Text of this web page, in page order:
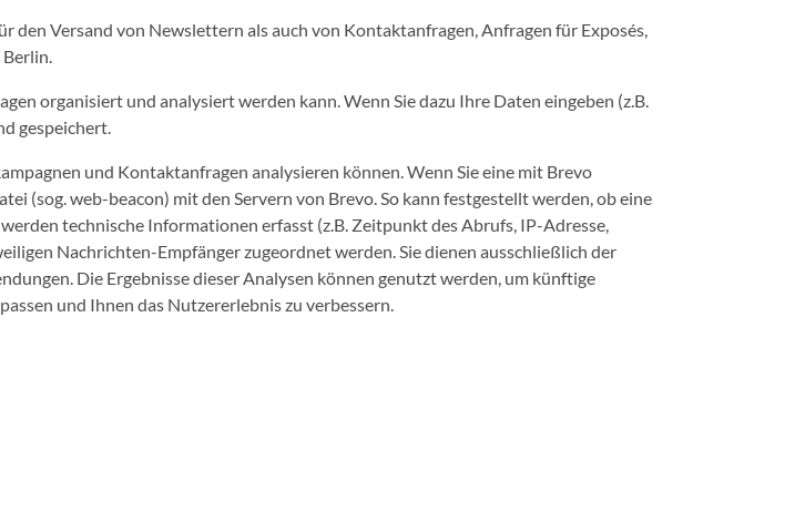
den Versand von Newslettern als auch von Kontaktanfragen, Anfragen für Exposés,
organisiert und analysiert werden kann. Wenn Sie dazu Ihre Daten eingeben (z.B.
gespeichert.
und Kontaktanfragen analysieren können. Wenn Sie eine mit Brevo
(sog. web-beacon) mit den Servern von Brevo. So kann festgestellt werden, ob eine
technische Informationen erfasst (z.B. Zeitpunkt des Abrufs, IP-Adresse,
Nachrichten-Empfänger zugeordnet werden. Sie dienen ausschließlich der
Die Ergebnisse dieser Analysen können genutzt werden, um künftige
und Ihnen das Nutzererlebnis zu verbessern.